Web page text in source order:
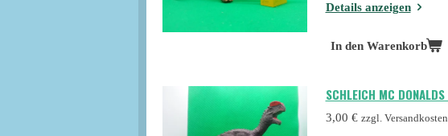
Details anzeigen
In den Warenkorb
SCHLEICH MC
3,00 € zzgl. Versandkosten